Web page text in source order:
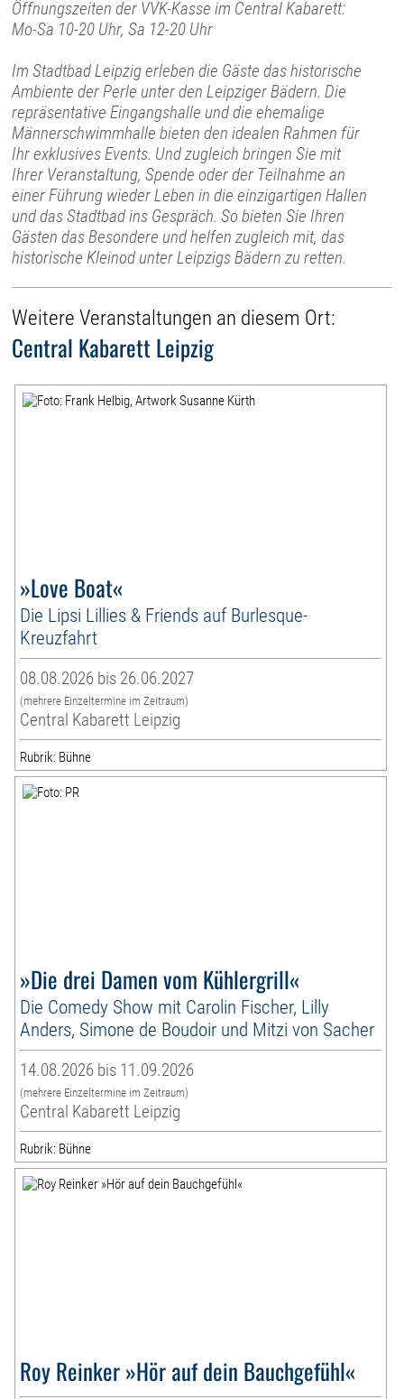
Öffnungszeiten der VVK-Kasse im Central Kabarett:
Mo-Sa 10-20 Uhr, Sa 12-20 Uhr
Im Stadtbad Leipzig erleben die Gäste das historische
Ambiente der Perle unter den Leipziger Bädern. Die
repräsentative Eingangshalle und die ehemalige
Männerschwimmhalle bieten den idealen Rahmen für
Ihr exklusives Events. Und zugleich bringen Sie mit
Ihrer Veranstaltung, Spende oder der Teilnahme an
einer Führung wieder Leben in die einzigartigen Hallen
und das Stadtbad ins Gespräch. So bieten Sie Ihren
Gästen das Besondere und helfen zugleich mit, das
historische Kleinod unter Leipzigs Bädern zu retten.
Weitere Veranstaltungen an diesem Ort:
Central Kabarett Leipzig
»Love Boat«
Die Lipsi Lillies & Friends auf Burlesque-
Kreuzfahrt
08.08.2026 bis 26.06.2027
(mehrere Einzeltermine im Zeitraum)
Central Kabarett Leipzig
Rubrik: Bühne
»Die drei Damen vom Kühlergrill«
Die Comedy Show mit Carolin Fischer, Lilly
Anders, Simone de Boudoir und Mitzi von Sacher
14.08.2026 bis 11.09.2026
(mehrere Einzeltermine im Zeitraum)
Central Kabarett Leipzig
Rubrik: Bühne
Roy Reinker »Hör auf dein Bauchgefühl«